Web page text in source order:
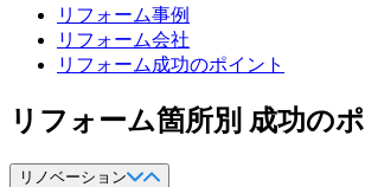
リフォーム事例
リフォーム会社
リフォーム成功のポイント
リフォーム箇所別 成功の
リノベーション